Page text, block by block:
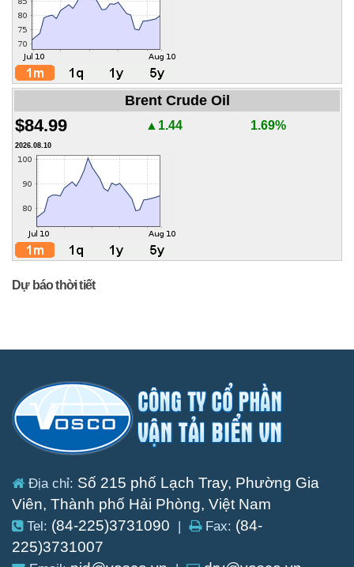
Brent Crude Oil
$84.99 ▲1.44 1.69%
2026.08.10
Dự báo thời tiết
Địa chỉ: Số 215 phố Lạch Tray, Phường Gia
Viên, Thành phố Hải Phòng, Việt Nam
Tel: (84-225)3731090 | Fax: (84-
225)3731007